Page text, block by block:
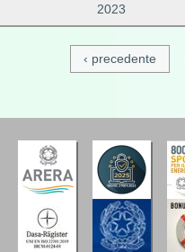
2023
‹ precedente